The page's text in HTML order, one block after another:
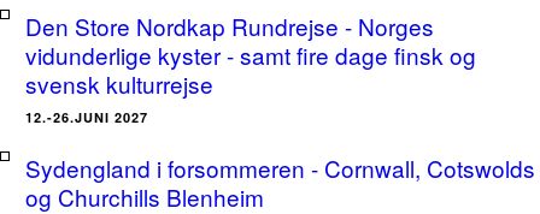
Den Store Nordkap Rundrejse - Norges
vidunderlige kyster - samt fire dage finsk og
svensk kulturrejse
12.-26.JUNI 2027
Sydengland i forsommeren - Cornwall, Cotswolds
og Churchills Blenheim